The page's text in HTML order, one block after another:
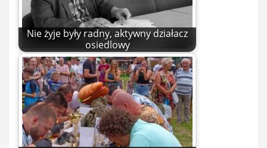
Nie żyje były radny, aktywny działacz
osiedlowy